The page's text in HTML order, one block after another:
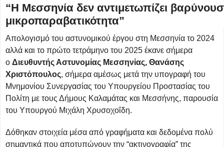
“Η Μεσσηνία δεν αντιμετωπίζει
μικροπαραβατικότητα”
Απολογισμό του αστυνομικού έργου στη Μεσσηνία το 2024
αλλά και το πρώτο τετράμηνο του 2025 έκανε σήμερα
ο Διευθυντής Αστυνομίας Μεσσηνίας, Θανάσης
Χριστόπουλος, σήμερα αμέσως μετά την υπογραφή του
Μνημονίου Συνεργασίας του Υπουργείου Προστασίας του
Πολίτη με τους Δήμους Καλαμάτας και Μεσσήνης, παρουσία
του Υπουργού Μιχάλη Χρυσοχοΐδη.
Δόθηκαν στοιχεία μέσα από γραφήματα και δεδομένα πολύ
σημαντικά που αποτυπώνουν την “ακτινογραφία” της